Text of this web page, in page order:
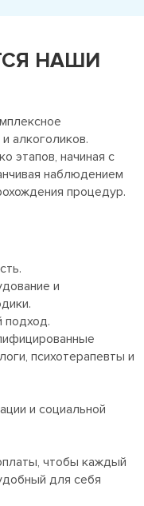
НАШИ
алкоголиков.
этапов, начиная с
наблюдением
процедур.
и
подход.
психотерапевты и
и социальной
чтобы каждый
для себя